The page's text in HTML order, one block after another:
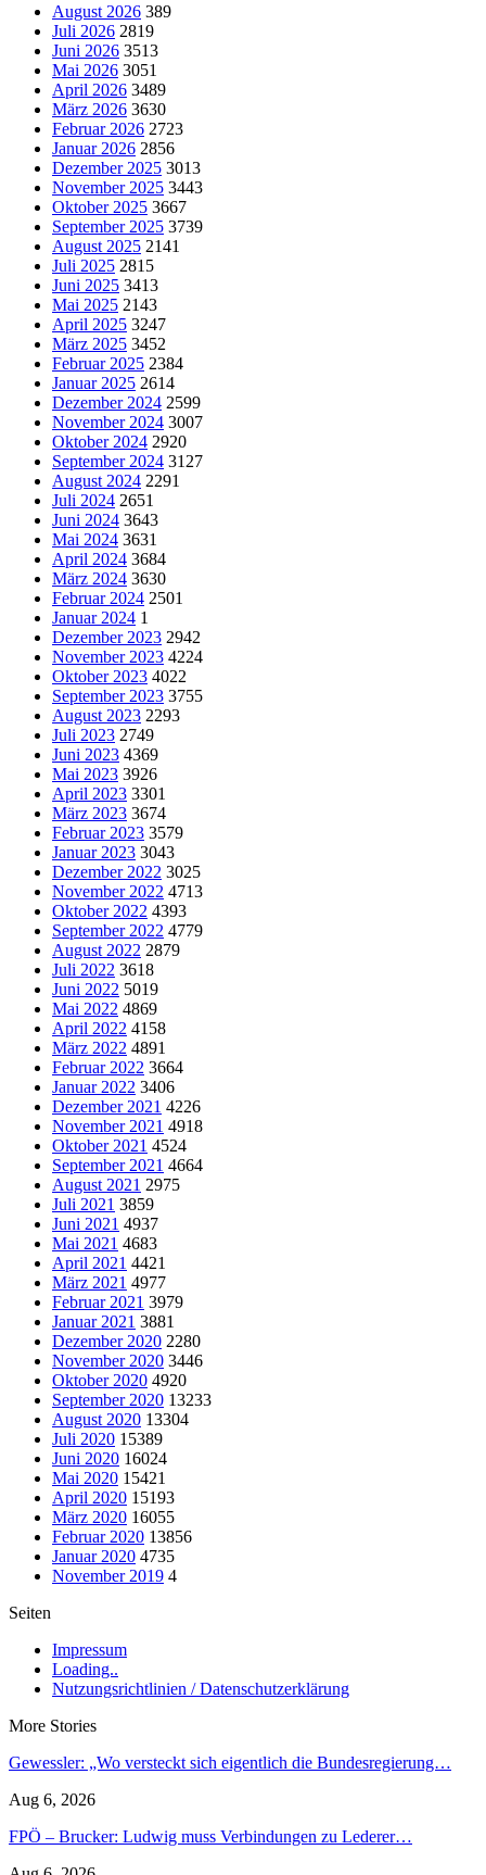
August 2026 389
Juli 2026 2819
Juni 2026 3513
Mai 2026 3051
April 2026 3489
März 2026 3630
Februar 2026 2723
Januar 2026 2856
Dezember 2025 3013
November 2025 3443
Oktober 2025 3667
September 2025 3739
August 2025 2141
Juli 2025 2815
Juni 2025 3413
Mai 2025 2143
April 2025 3247
März 2025 3452
Februar 2025 2384
Januar 2025 2614
Dezember 2024 2599
November 2024 3007
Oktober 2024 2920
September 2024 3127
August 2024 2291
Juli 2024 2651
Juni 2024 3643
Mai 2024 3631
April 2024 3684
März 2024 3630
Februar 2024 2501
Januar 2024 1
Dezember 2023 2942
November 2023 4224
Oktober 2023 4022
September 2023 3755
August 2023 2293
Juli 2023 2749
Juni 2023 4369
Mai 2023 3926
April 2023 3301
März 2023 3674
Februar 2023 3579
Januar 2023 3043
Dezember 2022 3025
November 2022 4713
Oktober 2022 4393
September 2022 4779
August 2022 2879
Juli 2022 3618
Juni 2022 5019
Mai 2022 4869
April 2022 4158
März 2022 4891
Februar 2022 3664
Januar 2022 3406
Dezember 2021 4226
November 2021 4918
Oktober 2021 4524
September 2021 4664
August 2021 2975
Juli 2021 3859
Juni 2021 4937
Mai 2021 4683
April 2021 4421
März 2021 4977
Februar 2021 3979
Januar 2021 3881
Dezember 2020 2280
November 2020 3446
Oktober 2020 4920
September 2020 13233
August 2020 13304
Juli 2020 15389
Juni 2020 16024
Mai 2020 15421
April 2020 15193
März 2020 16055
Februar 2020 13856
Januar 2020 4735
November 2019 4
Seiten
Impressum
Loading..
Nutzungsrichtlinien / Datenschutzerklärung
More Stories
Gewessler: „Wo versteckt sich eigentlich die Bundesregierung…
Aug 6, 2026
FPÖ – Brucker: Ludwig muss Verbindungen zu Lederer…